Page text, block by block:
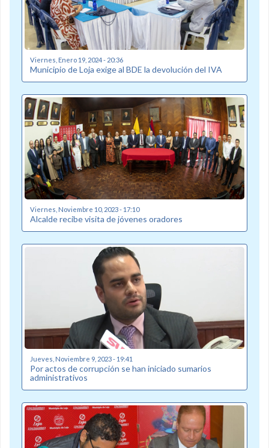
Viernes, Enero 19, 2024 - 20:36
Municipio de Loja exige al BDE la devolución del IVA
Viernes, Noviembre 10, 2023 - 17:10
Alcalde recibe visita de jóvenes oradores
Jueves, Noviembre 9, 2023 - 19:41
Por actos de corrupción se han iniciado sumarios
administrativos